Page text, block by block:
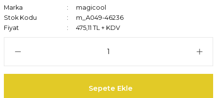
Marka
magicool
Stok Kodu
m_A049-46236
Fiyat
475,11 TL + KDV
Sepete Ekle